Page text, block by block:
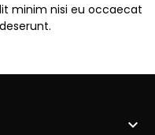
minim nisi eu occaecat
